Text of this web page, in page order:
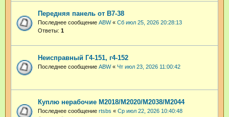
Передняя панель от В7-38
Последнее сообщение ABW« Сб июл 25, 2026 20:28:13
Ответы: 1
Неисправный Г4-151, г4-152
Последнее сообщение ABW« Чт июл 23, 2026 11:00:42
Куплю нерабочие М2018/М2020/М2038/М2044
Последнее сообщение rtsbs « Ср июл 22, 2026 10:40:48